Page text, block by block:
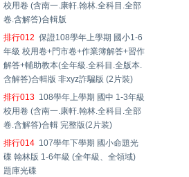
校用卷 (含南一.康軒.翰林.全科目.全部
卷.含解答)合輯版
排行012 保證108學年上學期 國小1-6
年級 校用卷+門市卷+作業簿解答+習作
解答+輔助教本(全年級.全科目.全版本.
含解答)合輯版 非xyz詐騙版 (2片裝)
排行013 108學年上學期 國中 1-3年級
校用卷 (含南一.康軒.翰林.全科目.全部
卷.含解答)合輯 完整版(2片装)
排行014 107學年下學期 國小命題光
碟 翰林版 1-6年級 (全年級、全領域)
題庫光碟